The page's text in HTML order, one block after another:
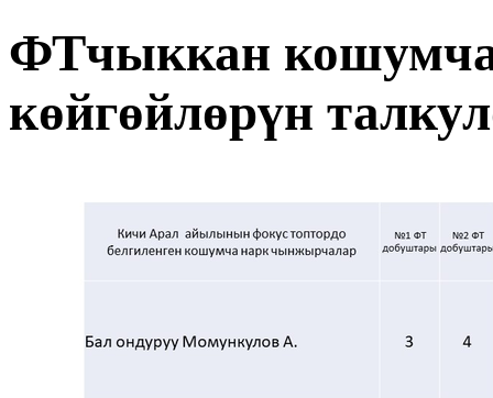
ФТчыккан
көйгөйлөрүн